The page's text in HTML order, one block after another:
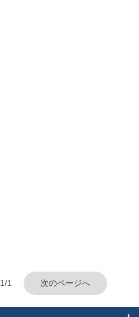
1/1 次のページへ